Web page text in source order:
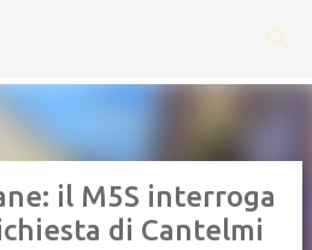
il M5S interroga
di Cantelmi